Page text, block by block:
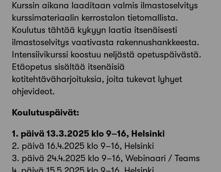
Kurssin aikana laaditaan valmis ilmastoselvitys
kurssimateriaalin kerrostalon tietomallista.
Koulutus tähtää kykyyn laatia itsenäisesti
ilmastoselvitys vaativasta rakennushankkeesta.
Intensiivikurssi koostuu neljästä opetuspäivästä.
Etäopetus sisältää itsenäisiä
kotitehtäväharjoituksia, joita tukevat lyhyet
ohjevideot.
Koulutuspäivät:
1. päivä 13.3.2025 klo 9–16, Helsinki
2. päivä 16.4.2025 klo 9–16, Helsinki
3. päivä 24.4.2025 klo 9–16, Webinaari / Teams